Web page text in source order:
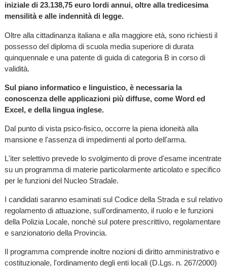
iniziale di 23.138,75 euro lordi annui, oltre alla tredicesima
mensilità e alle indennità di legge.
Oltre alla cittadinanza italiana e alla maggiore età, sono richiesti il
possesso del diploma di scuola media superiore di durata
quinquennale e una patente di guida di categoria B in corso di
validità.
Sul piano informatico e linguistico, è necessaria la
conoscenza delle applicazioni più diffuse, come Word ed
Excel, e della lingua inglese.
Dal punto di vista psico-fisico, occorre la piena idoneità alla
mansione e l'assenza di impedimenti al porto dell'arma.
L'iter selettivo prevede lo svolgimento di prove d'esame incentrate
su un programma di materie particolarmente articolato e specifico
per le funzioni del Nucleo Stradale.
I candidati saranno esaminati sul Codice della Strada e sul relativo
regolamento di attuazione, sull'ordinamento, il ruolo e le funzioni
della Polizia Locale, nonché sul potere prescrittivo, regolamentare
e sanzionatorio della Provincia.
Il programma comprende inoltre nozioni di diritto amministrativo e
costituzionale, l'ordinamento degli enti locali (D.Lgs. n. 267/2000)